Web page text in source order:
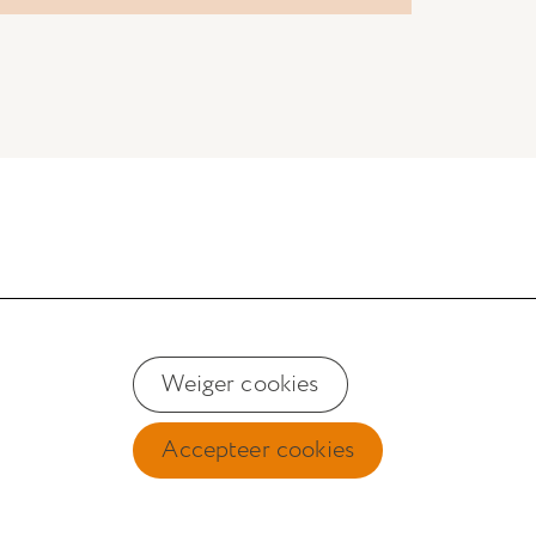
advertenties tonen op websites en apps
Accepteer alle cookies
Weiger cookies
Accepteer cookies